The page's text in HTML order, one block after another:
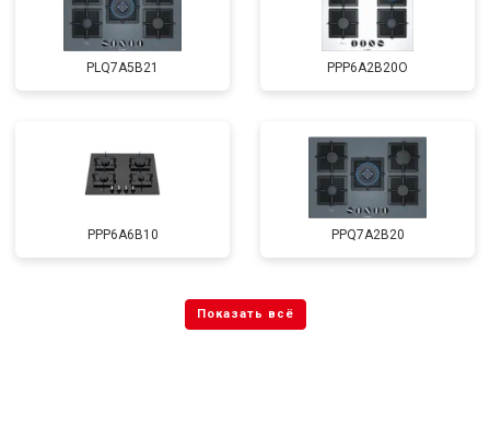
PLQ7A5B21 PPP6A2B20O
PPP6A6B10 PPQ7A2B20